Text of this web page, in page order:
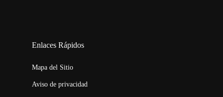
Enlaces Rápidos
Mapa del Sitio
Aviso de privacidad